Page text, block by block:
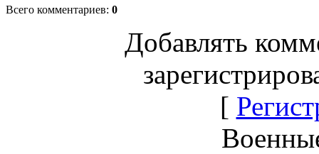
Всего комментариев: 0
Добавлять
[